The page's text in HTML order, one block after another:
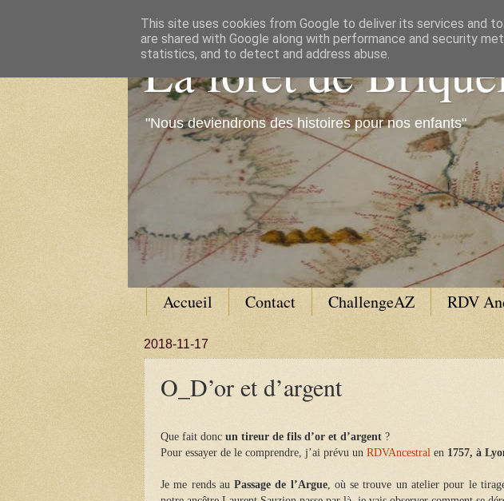
La forêt de
"Nous deviendrons des histoires pour nos enfants"
Accueil Contact ChallengeAZ RDV
2018-11-17
O_D’or et d’argent
Que fait donc un tireur de fils d’or et d’argent ?
Pour essayer de le comprendre, j’ai prévu un RDVAncestral en 1757, à
Je me rends auPassage de l’Argue, où se trouve un atelier pour le
This site uses cookies from Google to deliver its services and
are shared with Google along with performance and security
statistics, and to detect and address abuse.